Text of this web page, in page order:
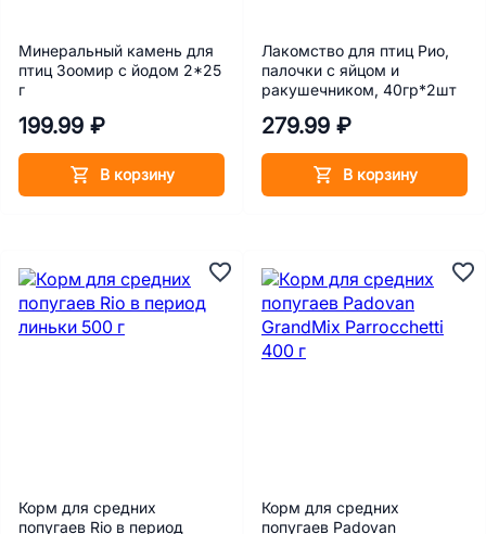
Минеральный камень для
птиц Зоомир с йодом 2*25
г
199.99 ₽
В корзину
Лакомство для птиц Рио,
палочки с яйцом и
ракушечником, 40гр*2шт
279.99 ₽
В корзину
Корм для средних
попугаев Rio в период
Корм для средних
попугаев Padovan